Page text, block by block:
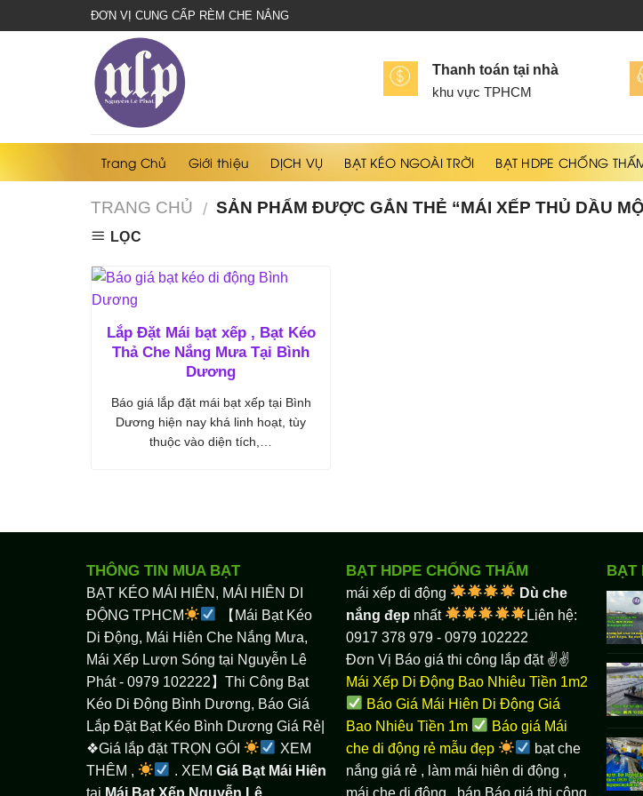
che
ĐƠN VỊ CUNG CẤP RÈM CHE NẮNG
Thanh toán tại nhà
khu vực TPHCM
Trang Chủ Giới thiệu DỊCH VỤ BẠT KÉO NGOÀI TRỜI BẠT HDPE CHỐNG
TRANG CHỦ / SẢN PHẨM ĐƯỢC GẮN THẺ “MÁI XẾP THỦ DẦU
LỌC
Lắp Đặt Mái bạt xếp , Bạt Kéo
Thả Che Nắng Mưa Tại Bình
Dương
Báo giá lắp đặt mái bạt xếp tại Bình
Dương hiện nay khá linh hoạt, tùy
thuộc vào diện tích,…
THÔNG TIN MUA BẠT
BẠT KÉO MÁI HIÊN, MÁI HIÊN DI
ĐỘNG TPHCM
【Mái Bạt Kéo
Di Động, Mái Hiên Che Nắng Mưa,
Mái Xếp Lượn Sóng tại Nguyễn Lê
Phát - 0979 102222】Thi Công Bạt
Kéo Di Động Bình Dương, Báo Giá
Lắp Đặt Bạt Kéo Bình Dương Giá Rẻ|
❖Giá lắp đặt TRỌN GÓI
XEM
THÊM ,
. XEM Giá Bạt Mái Hiên
tại Mái Bạt Xếp Nguyễn Lê
BẠT HDPE CHỐNG THẤM
mái xếp di động
Dù che
nắng đẹp nhất
Liên hệ:
0917 378 979 - 0979 102222
Đơn Vị Báo giá thi công lắp đặt ✌✌
Mái Xếp Di Động Bao Nhiêu Tiền 1m2
Báo Giá Mái Hiên Di Động Giá
Bao Nhiêu Tiền 1m
Báo giá Mái
che di động rẻ mẫu đẹp
bạt che
nắng giá rẻ , làm mái hiên di động
mái che di động , bán Báo giá thi công
BẠT